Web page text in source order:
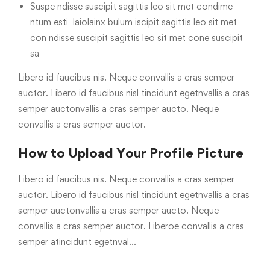
Suspe ndisse suscipit sagittis leo sit met condime
ntum esti laiolainx bulum iscipit sagittis leo sit met
con ndisse suscipit sagittis leo sit met cone suscipit
sa
Libero id faucibus nis. Neque convallis a cras semper
auctor. Libero id faucibus nisl tincidunt egetnvallis a cras
semper auctonvallis a cras semper aucto. Neque
convallis a cras semper auctor.
How to Upload Your Profile Picture
Libero id faucibus nis. Neque convallis a cras semper
auctor. Libero id faucibus nisl tincidunt egetnvallis a cras
semper auctonvallis a cras semper aucto. Neque
convallis a cras semper auctor. Liberoe convallis a cras
semper atincidunt egetnval…